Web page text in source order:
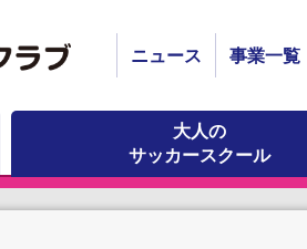
ニュース 事業一覧
大人の
サッカースクール